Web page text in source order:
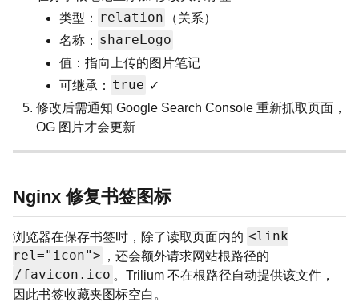
类型：
relation
（关系）
名称： shareLogo
值：指向上传的图片笔记
可继承： true ✓
修改后需通知 Google Search Console 重新抓取页面，
OG 图片才会更新
Nginx 修复书签图标
浏览器在保存书签时，除了读取页面内的 <link
rel="icon"> ，还会额外请求网站根路径的
/favicon.ico 。Trilium 不在根路径自动提供该文件，
因此书签收藏夹图标空白。